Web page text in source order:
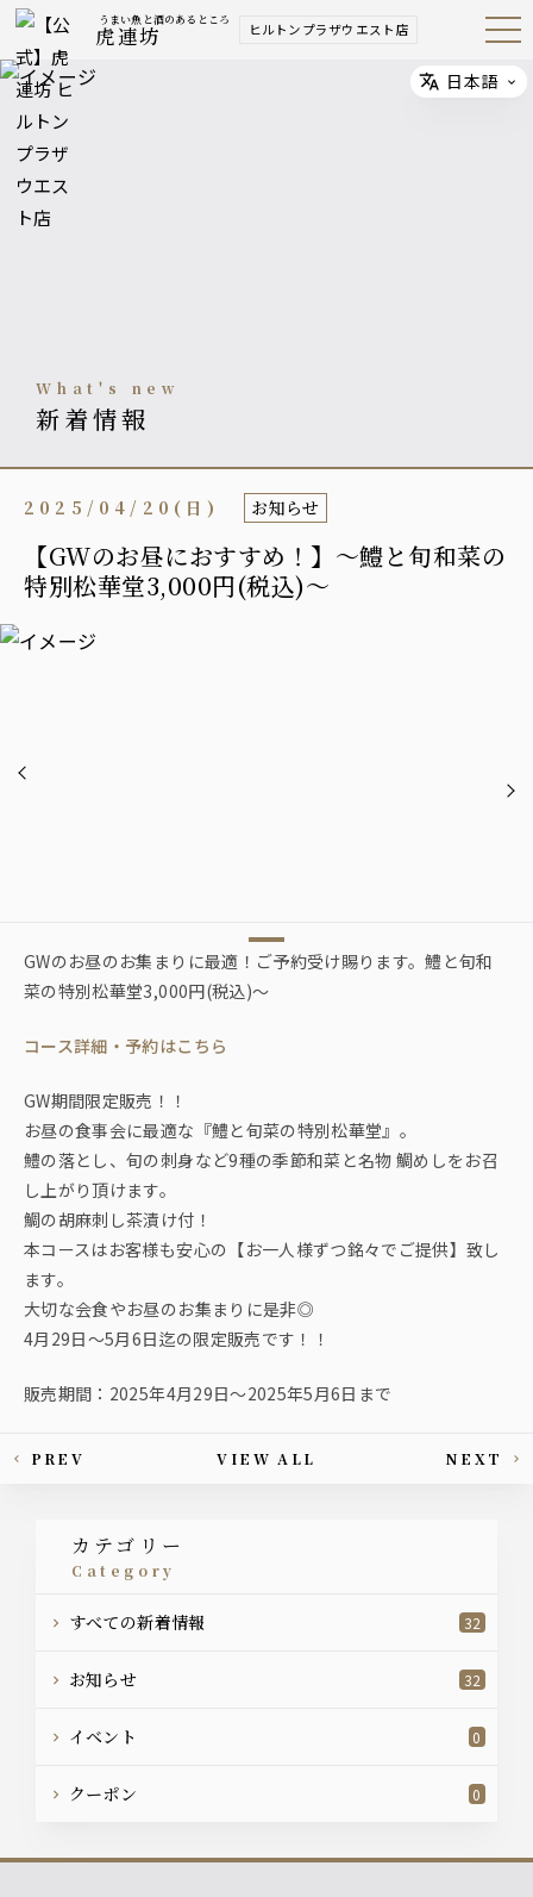
うまい魚と酒のあるところ
虎連坊 ヒルトンプラザウエスト店 Open
Navig
what's new
新着情報
【GWのお昼におすすめ！】〜鱧と旬和菜の
特別松華堂3,000円(税込)〜
2025/04/20(日) お知らせ
GWのお昼のお集まりに最適！ご予約受け賜ります。鱧と旬和
菜の特別松華堂3,000円(税込)〜
コース詳細・予約はこちら
GW期間限定販売！！
お昼の食事会に最適な『鱧と旬菜の特別松華堂』。
鱧の落とし、旬の刺身など9種の季節和菜と名物 鯛めしをお召
し上がり頂けます。
鯛の胡麻刺し茶漬け付！
本コースはお客様も安心の【お一人様ずつ銘々でご提供】致し
ます。
大切な会食やお昼のお集まりに是非◎
4月29日～5月6日迄の限定販売です！！
販売期間：2025年4月29日～2025年5月6日まで
This article's paging
PREV VIEW ALL NEXT
カテゴリー
category
すべての新着情報 32
お知らせ 32
イベント 0
クーポン 0
Select
日本語